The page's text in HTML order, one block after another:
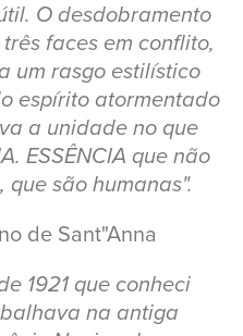
O desdobramento
faces em conflito,
um rasgo estilístico
espírito atormentado
a unidade no que
ESSÊNCIA que não
são humanas".
de Sant"Anna
1921 que conheci
na antiga